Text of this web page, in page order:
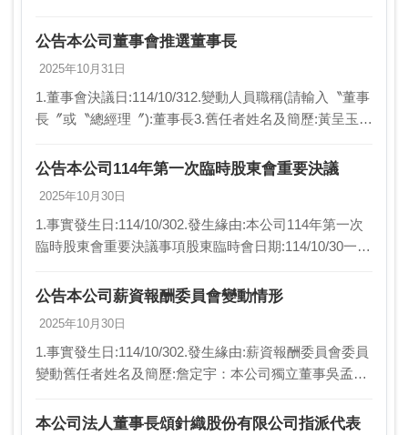
事務所名稱:安侯建業聯…
公告本公司董事會推選董事長
2025年10月31日
1.董事會決議日:114/10/312.變動人員職稱(請輸入〝董事
長〞或〝總經理〞):董事長3.舊任者姓名及簡歷:黃呈玉4.
期:114/10/…
公告本公司114年第一次臨時股東會重要決議
2025年10月30日
1.事實發生日:114/10/302.發生緣由:本公司114年第一次
臨時股東會重要決議事項股東臨時會日期:114/10/30一、
事項(一)解除本公…
公告本公司薪資報酬委員會變動情形
2025年10月30日
1.事實發生日:114/10/302.發生緣由:薪資報酬委員會委員
變動舊任者姓名及簡歷:詹定宇：本公司獨立董事吳孟
理退休新任者姓名及簡歷:無無無3.因…
本公司法人董事長頌針織股份有限公司指派代表